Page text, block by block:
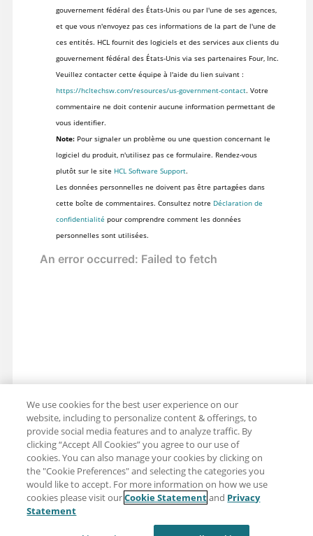
gouvernement fédéral des États-Unis ou par l'une de ses agences,
et que vous n'envoyez pas ces informations de la part de l'une de
ces entités. HCL fournit des logiciels et des services aux clients du
gouvernement fédéral des États-Unis via ses partenaires Four, Inc.
Veuillez contacter cette équipe à l'aide du lien suivant :
https://hcltechsw.com/resources/us-government-contact. Votre
commentaire ne doit contenir aucune information permettant de
vous identifier.
Note:Pour signaler un problème ou une question concernant le
logiciel du produit, n'utilisez pas ce formulaire. Rendez-vous
plutôt sur le site HCL Software Support.
Les données personnelles ne doivent pas être partagées dans
cette boîte de commentaires. Consultez notre Déclaration de
confidentialité pour comprendre comment les données
personnelles sont utilisées.
Partager : Courriel
Twitter
Clause de non-responsabilité
Intimité
We use cookies for the best user experience on our
website, including to personalize content & offerings, to
provide social media features and to analyze traffic. By
clicking “Accept All Cookies” you agree to our use of
cookies. You can also manage your cookies by clicking on
the "Cookie Preferences" and selecting the categories you
would like to accept. For more information on how we use
cookies please visit ourCookie Statementand Privacy
Statement